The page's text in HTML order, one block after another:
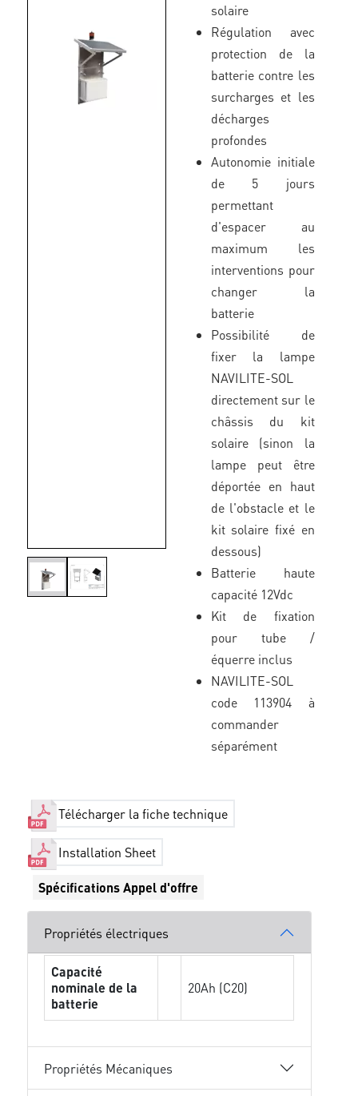
solaire
Régulation avec
protection de la
batterie contre les
surcharges et les
décharges
profondes
Autonomie initiale
de 5 jours
permettant
d'espacer au
maximum les
interventions pour
changer la
batterie
Possibilité de
fixer la lampe
NAVILITE-SOL
directement sur le
châssis du kit
solaire (sinon la
lampe peut être
déportée en haut
de l'obstacle et le
kit solaire fixé en
dessous)
Batterie haute
capacité 12Vdc
Kit de fixation
pour tube /
équerre inclus
NAVILITE-SOL
code 113904 à
commander
séparément
Télécharger la fiche technique
Installation Sheet
Spécifications Appel d'offre
Propriétés électriques
Capacité
nominale de la
batterie
20Ah (C20)
Propriétés Mécaniques